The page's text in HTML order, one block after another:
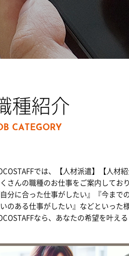
種紹介
CATEGORY
では、【人材派遣】【人材
さんの職種のお仕事をご案内しており
自分に合った仕事がしたい』『今ま
のある仕事がしたい』などといった
なら、あなたの希望を叶え